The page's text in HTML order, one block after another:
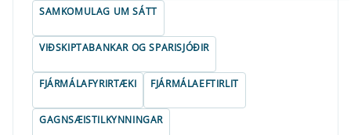
SAMKOMULAG UM SÁTT
VIÐSKIPTABANKAR OG SPARISJÓÐIR
FJÁRMÁLAFYRIRTÆKI FJÁRMÁLAEFTIRLIT
GAGNSÆISTILKYNNINGAR